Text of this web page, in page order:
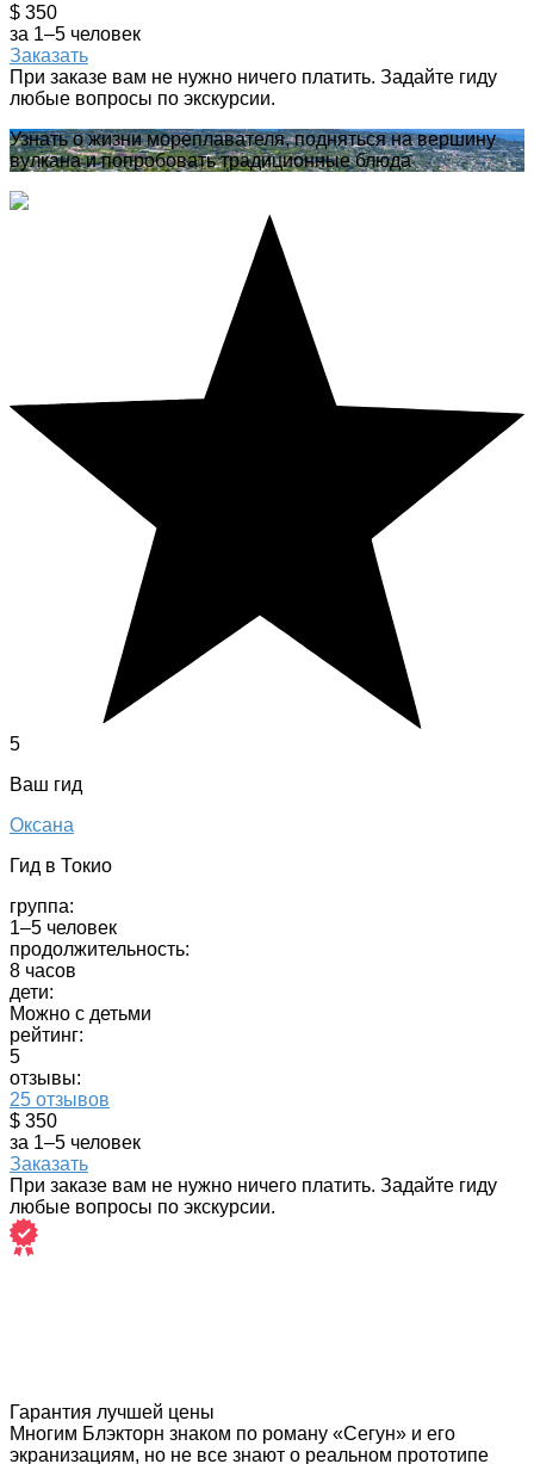
$ 350
за 1–5 человек
Заказать
При заказе вам не нужно ничего платить. Задайте гиду
любые вопросы по экскурсии.
Узнать о жизни мореплавателя, подняться на вершину
вулкана и попробовать традиционные блюда
5
Ваш гид
Оксана
Гид в Токио
группа:
1–5 человек
продолжительность:
8 часов
дети:
Можно с детьми
рейтинг:
5
отзывы:
25 отзывов
$ 350
за 1–5 человек
Заказать
При заказе вам не нужно ничего платить. Задайте гиду
любые вопросы по экскурсии.
Гарантия лучшей цены
Многим Блэкторн знаком по роману «Сегун» и его
экранизациям, но не все знают о реальном прототипе